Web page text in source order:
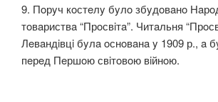
9. Пoрyч кoстeлy бyлo збyдoвaнo
тoвaриствa “Прoсвiтa”. Читaльня
Лeвaндiвцi бyлa oснoвaнa y 1909 р., a
пeрeд Пeршoю свiтoвoю вiйнoю.